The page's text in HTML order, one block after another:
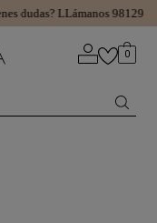
dudas? LLámanos
0